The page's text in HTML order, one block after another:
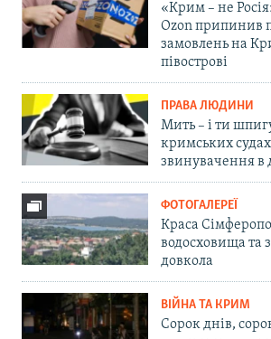
«Крим – не
Ozon припинив
замовлень на
півострові
ПРАВА ЛЮДИНИ
Мить – і ти
кримських
звинувачення в
ФОТОГАЛЕРЕЇ
Краса
водосховища та
довкола
ВІЙНА ТА КРИМ
Сорок днів,